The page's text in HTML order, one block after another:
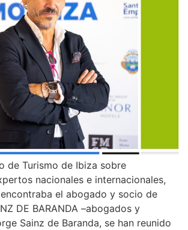
de Turismo de Ibiza sobre
nacionales e internacionales,
el abogado y socio de
DE BARANDA –abogados y
Sainz de Baranda, se han reunido